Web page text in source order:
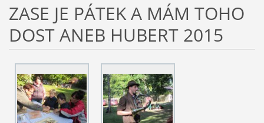
ZASE JE PÁTEK A MÁM TOHO
DOST ANEB HUBERT 2015